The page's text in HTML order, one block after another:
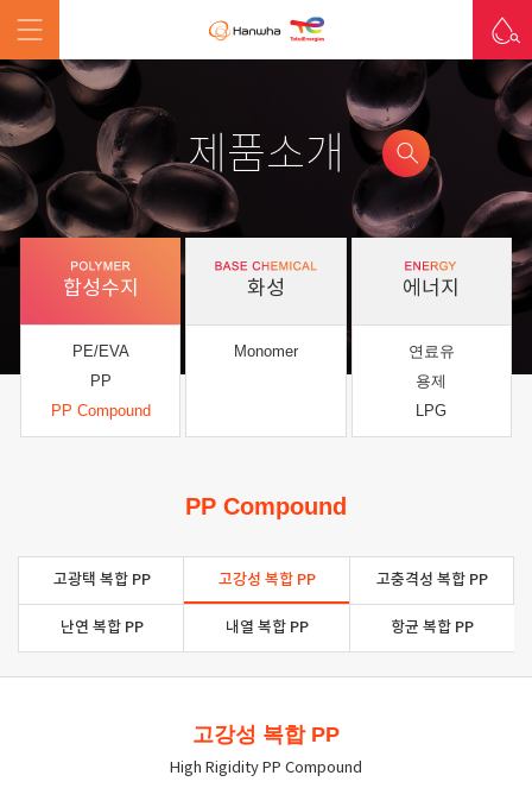
제품소개
합성수지
PE/EVA
PP
PP Compound
화성
Monomer
에너지
연료유
용제
LPG
PP Compound
고광택 복합 PP 고강성 복합 PP 고충격성 복합 PP
난연 복합 PP 내열 복합 PP 항균 복합 PP
고강성 복합 PP
High Rigidity PP Compound